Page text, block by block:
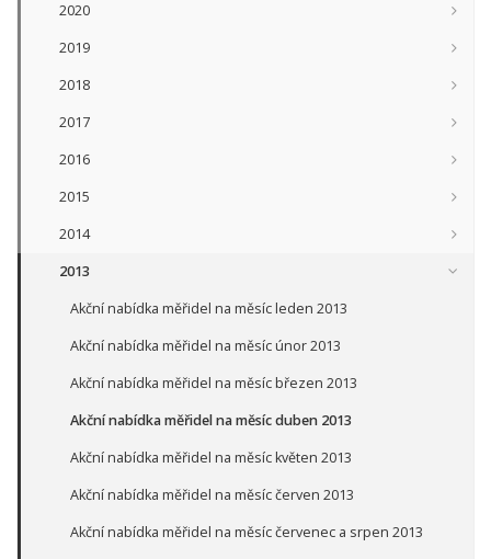
2020
2019
2018
2017
2016
2015
2014
2013
Akční nabídka měřidel na měsíc leden 2013
Akční nabídka měřidel na měsíc únor 2013
Akční nabídka měřidel na měsíc březen 2013
Akční nabídka měřidel na měsíc duben 2013
Akční nabídka měřidel na měsíc květen 2013
Akční nabídka měřidel na měsíc červen 2013
Akční nabídka měřidel na měsíc červenec a srpen 2013